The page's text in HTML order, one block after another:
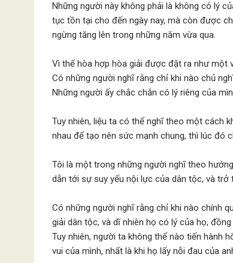
Những người này không phải là không có lý
tục tồn tại cho đến ngày nay, mà còn được
ngừng tăng lên trong những năm vừa qua.
Vì thế hòa hợp hòa giải được đặt ra như một
Có những người nghĩ rằng chỉ khi nào chủ
Những người ấy chắc chắn có lý riêng của
Tuy nhiên, liệu ta có thể nghĩ theo một cách
nhau để tạo nên sức mạnh chung, thì lúc đó
Tôi là một trong những người nghĩ theo
dẫn tới sự suy yếu nội lực của dân tộc, và
Có những người nghĩ rằng chỉ khi nào chính
giải dân tộc, và dĩ nhiên họ có lý của họ,
Tuy nhiên, người ta không thể nào tiến hành
vui của mình, nhất là khi họ lấy nỗi đau của